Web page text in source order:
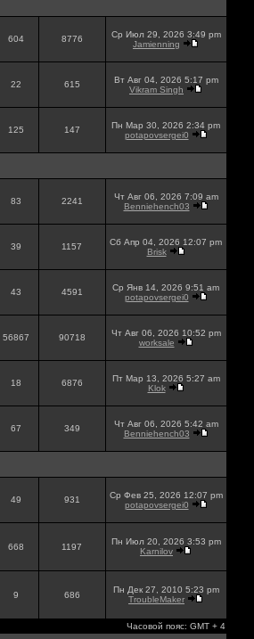
604 8776
Ср Июл 29, 2026 3:49 pm
Jamienning
22 615
Вт Авг 04, 2026 5:17 pm
Vikram Singh
125 147
Пн Мар 30, 2026 2:34 pm
potapovsergei0
83 2241
Чт Авг 06, 2026 7:09 am
Benniehench03
39 1157
Сб Апр 04, 2026 12:07 pm
Brisk
43 4591
Ср Янв 14, 2026 9:51 am
potapovsergei0
56867 90718
Чт Авг 06, 2026 10:52 pm
worksale
18 6876
Пт Мар 13, 2026 5:27 am
Klok
67 349
Чт Авг 06, 2026 5:42 am
Benniehench03
49 931
Ср Фев 25, 2026 12:07 pm
potapovsergei0
668 1197
Пн Июл 20, 2026 3:53 pm
Karnilov
9 686
Пн Дек 27, 2010 5:23 pm
TroubleMaker
Часовой пояс: GMT + 4